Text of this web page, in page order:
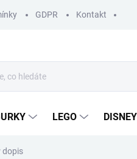
GDPR Kontakt
LEGO
dopis